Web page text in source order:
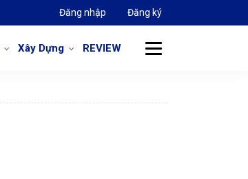
Đăng nhập Đăng ký
Xây Dựng REVIEW